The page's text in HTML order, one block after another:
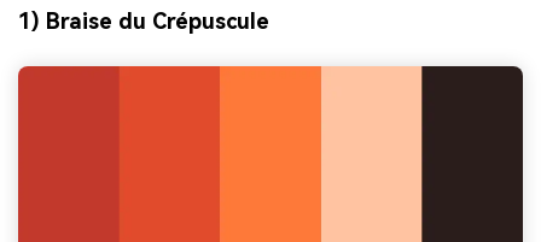
1) Braise du Crépuscule